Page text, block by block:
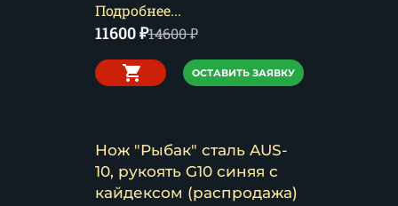
Подробнее...
11600₽14600₽
ОСТАВИТЬ ЗАЯВКУ
Нож "Рыбак" сталь AUS-
10, рукоять G10 синяя с
кайдексом (распродажа)